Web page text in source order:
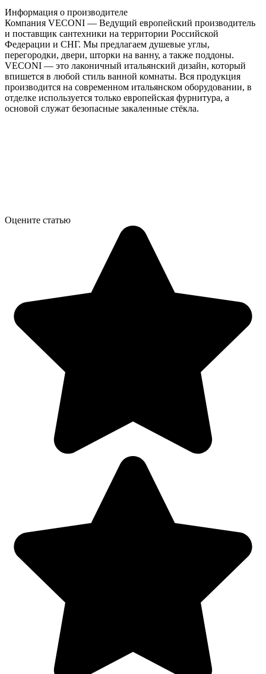
Информация о производителе
Компания VECONI — Ведущий европейский производитель
и поставщик сантехники на территории Российской
Федерации и СНГ. Мы предлагаем душевые углы,
перегородки, двери, шторки на ванну, а также поддоны.
VECONI — это лаконичный итальянский дизайн, который
впишется в любой стиль ванной комнаты. Вся продукция
производится на современном итальянском оборудовании, в
отделке используется только европейская фурнитура, а
основой служат безопасные закаленные стёкла.
Оцените статью